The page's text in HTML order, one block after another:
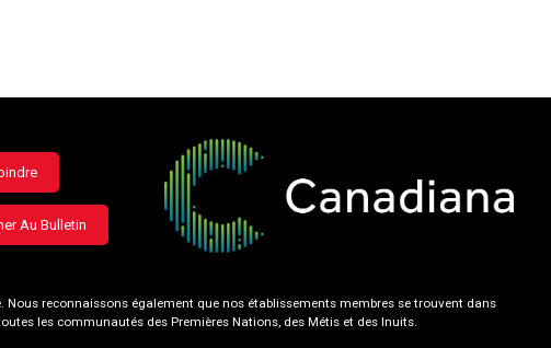
Au Bulletin
reconnaissons également que nos établissements membres se trouvent dans
les communautés des Premières Nations, des Métis et des Inuits.